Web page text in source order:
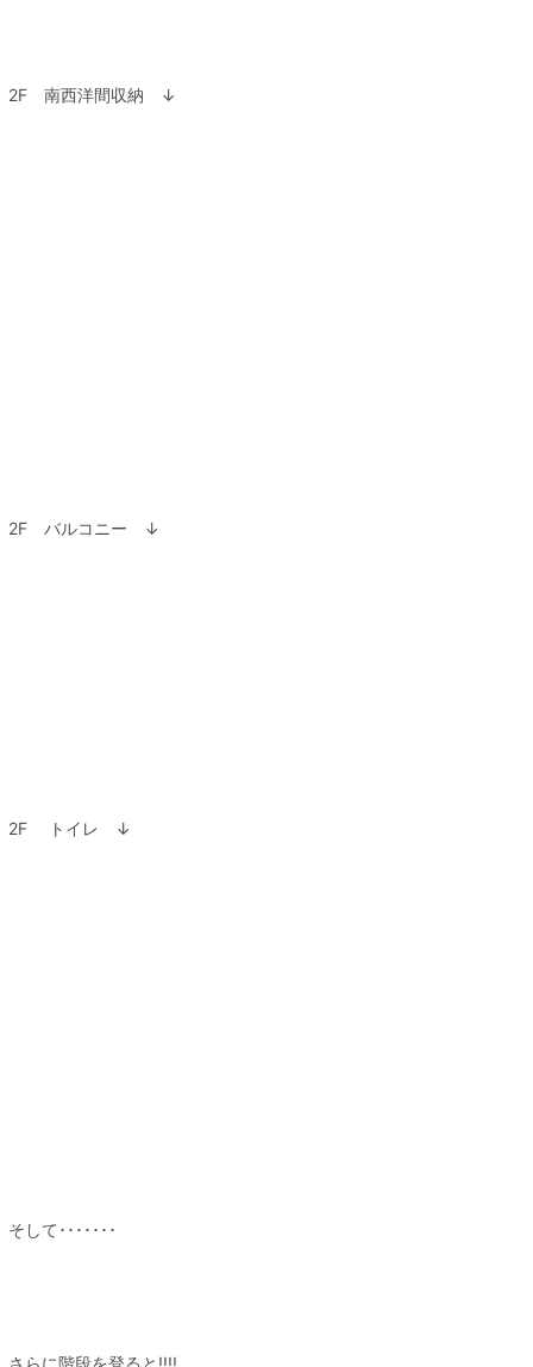
2F 南西洋間収納 ↓
2F バルコニー ↓
2F トイレ ↓
そして･･･････
さらに階段を登ると!!!!